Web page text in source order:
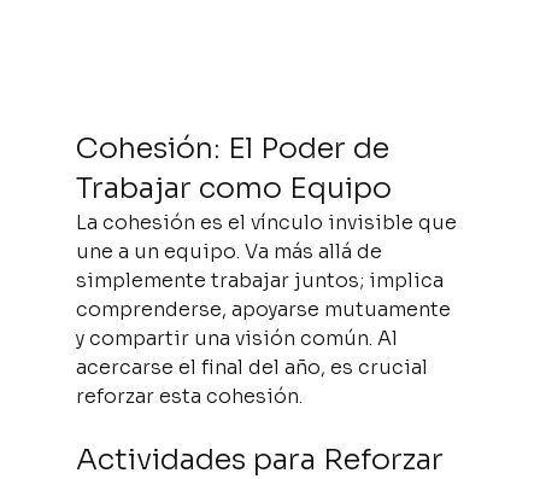
Cohesión: El Poder de
Trabajar como Equipo
La cohesión es el vínculo invisible que
une a un equipo. Va más allá de
simplemente trabajar juntos; implica
comprenderse, apoyarse mutuamente
y compartir una visión común. Al
acercarse el final del año, es crucial
reforzar esta cohesión.
Actividades para Reforzar